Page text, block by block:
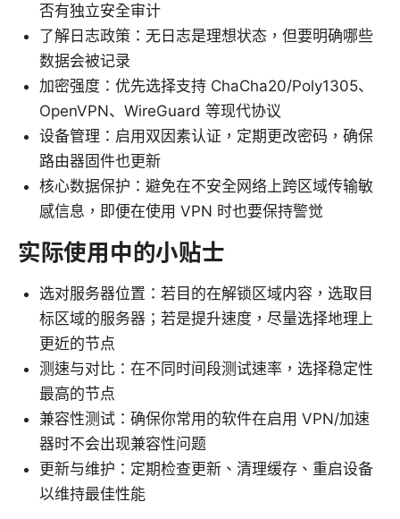
否有独立安全审计
了解日志政策：无日志是理想状态，但要明确哪些
数据会被记录
加密强度：优先选择支持 ChaCha20/Poly1305、
OpenVPN、WireGuard 等现代协议
设备管理：启用双因素认证，定期更改密码，确保
路由器固件也更新
核心数据保护：避免在不安全网络上跨区域传输敏
感信息，即便在使用 VPN 时也要保持警觉
实际使用中的小贴士
选对服务器位置：若目的在解锁区域内容，选取目
标区域的服务器；若是提升速度，尽量选择地理上
更近的节点
测速与对比：在不同时间段测试速率，选择稳定性
最高的节点
兼容性测试：确保你常用的软件在启用 VPN/加速
器时不会出现兼容性问题
更新与维护：定期检查更新、清理缓存、重启设备
以维持最佳性能